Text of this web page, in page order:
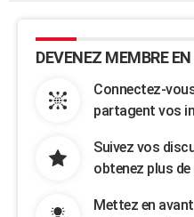
DEVENEZ MEMBRE
Connectez-
partagent vos
Suivez vos
obtenez plus
Mettez en